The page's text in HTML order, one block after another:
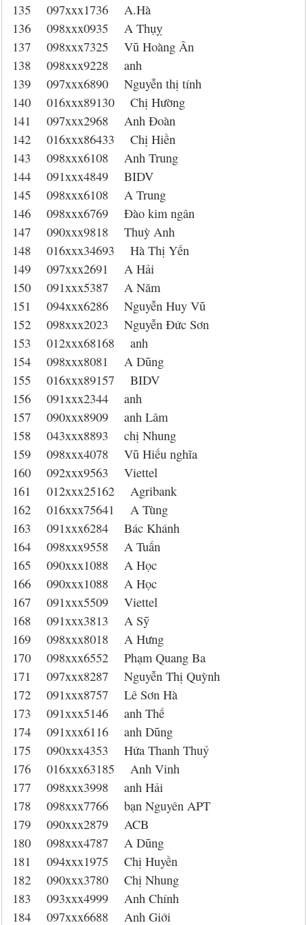
135 097xxx1736 A.Hà
136 098xxx0935 A Thụỵ
137 098xxx7325 Vũ Hoàng Ân
138 098xxx9228 anh
139 097xxx6890 Nguyễn thị tính
140 016xxx89130 Chị Hường
141 097xxx2968 Anh Đoàn
142 016xxx86433 Chị Hiền
143 098xxx6108 Anh Trung
144 091xxx4849 BIDV
145 098xxx6108 A Trung
146 098xxx6769 Đào kim ngân
147 090xxx9818 Thuỳ Anh
148 016xxx34693 Hà Thị Yến
149 097xxx2691 A Hải
150 091xxx5387 A Năm
151 094xxx6286 Nguyễn Huy Vũ
152 098xxx2023 Nguyễn Đức Sơn
153 012xxx68168 anh
154 098xxx8081 A Dũng
155 016xxx89157 BIDV
156 091xxx2344 anh
157 090xxx8909 anh Lâm
158 043xxx8893 chị Nhung
159 098xxx4078 Vũ Hiếu nghĩa
160 092xxx9563 Viettel
161 012xxx25162 Agribank
162 016xxx75641 A Tùng
163 091xxx6284 Bác Khánh
164 098xxx9558 A Tuấn
165 090xxx1088 A Học
166 090xxx1088 A Học
167 091xxx5509 Viettel
168 091xxx3813 A Sỹ
169 098xxx8018 A Hưng
170 098xxx6552 Phạm Quang Ba
171 097xxx8287 Nguyễn Thị Quỳnh
172 091xxx8757 Lê Sơn Hà
173 091xxx5146 anh Thế
174 091xxx6116 anh Dũng
175 090xxx4353 Hứa Thanh Thuỷ
176 016xxx63185 Anh Vinh
177 098xxx3998 anh Hải
178 098xxx7766 bạn Nguyên APT
179 090xxx2879 ACB
180 098xxx4787 A Dũng
181 094xxx1975 Chị Huyền
182 090xxx3780 Chị Nhung
183 093xxx4999 Anh Chính
184 097xxx6688 Anh Giới